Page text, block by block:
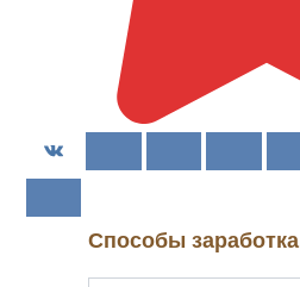
Способы заработка